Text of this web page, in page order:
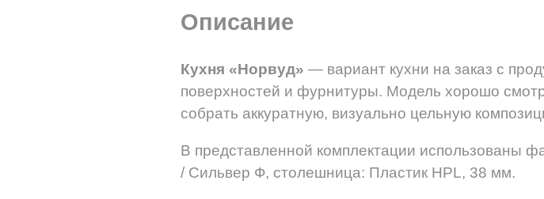
Описание
Кухня «Норвуд» — вариант кухни на заказ с
поверхностей и фурнитуры. Модель хорошо
собрать аккуратную, визуально цельную
В представленной комплектации
/ Сильвер Ф, столешница: Пластик HPL, 38 мм.